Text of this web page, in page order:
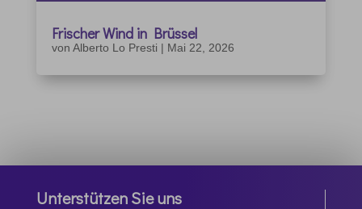
Frischer Wind in Brüssel
von Alberto Lo Presti | Mai 22, 2026
Unterstützen Sie uns